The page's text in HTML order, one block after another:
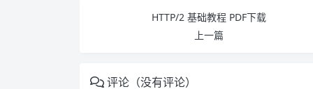
HTTP/2 基础教程 PDF下载
上一篇
评论（没有评论）